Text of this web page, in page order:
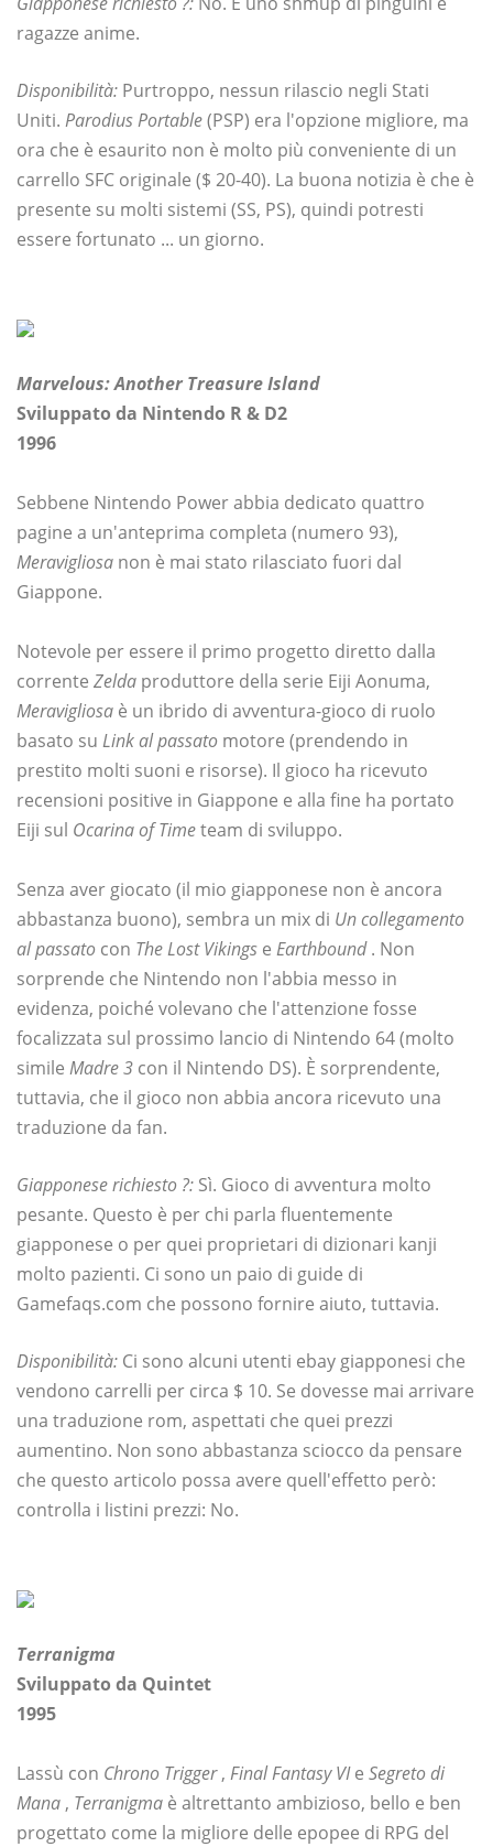
ragazze anime.
Disponibilità: Purtroppo, nessun rilascio negli Stati
Uniti. Parodius Portable(PSP) era l'opzione migliore, ma
ora che è esaurito non è molto più conveniente di un
carrello SFC originale ($ 20-40). La buona notizia è che è
presente su molti sistemi (SS, PS), quindi potresti
essere fortunato ... un giorno.
Marvelous: Another Treasure Island
Sviluppato da Nintendo R & D2
1996
Sebbene Nintendo Power abbia dedicato quattro
pagine a un'anteprima completa (numero 93),
Meravigliosa non è mai stato rilasciato fuori dal
Giappone.
Notevole per essere il primo progetto diretto dalla
corrente Zelda produttore della serie Eiji Aonuma,
Meravigliosa è un ibrido di avventura-gioco di ruolo
basato su Link al passato motore (prendendo in
prestito molti suoni e risorse). Il gioco ha ricevuto
recensioni positive in Giappone e alla fine ha portato
Eiji sul Ocarina of Timeteam di sviluppo.
Senza aver giocato (il mio giapponese non è ancora
abbastanza buono), sembra un mix di Un collegamento
al passato con The Lost Vikings e Earthbound. Non
sorprende che Nintendo non l'abbia messo in
evidenza, poiché volevano che l'attenzione fosse
focalizzata sul prossimo lancio di Nintendo 64 (molto
simile Madre 3 con il Nintendo DS). È sorprendente,
tuttavia, che il gioco non abbia ancora ricevuto una
traduzione da fan.
Giapponese richiesto ?: Sì. Gioco di avventura molto
pesante. Questo è per chi parla fluentemente
giapponese o per quei proprietari di dizionari kanji
molto pazienti. Ci sono un paio di guide di
Gamefaqs.com che possono fornire aiuto, tuttavia.
Disponibilità: Ci sono alcuni utenti ebay giapponesi che
vendono carrelli per circa $ 10. Se dovesse mai arrivare
una traduzione rom, aspettati che quei prezzi
aumentino. Non sono abbastanza sciocco da pensare
che questo articolo possa avere quell'effetto però:
controlla i listini prezzi: No.
Terranigma
Sviluppato da Quintet
1995
Lassù con Chrono Trigger, Final Fantasy VIe Segreto di
Mana , Terranigma è altrettanto ambizioso, bello e ben
progettato come la migliore delle epopee di RPG del